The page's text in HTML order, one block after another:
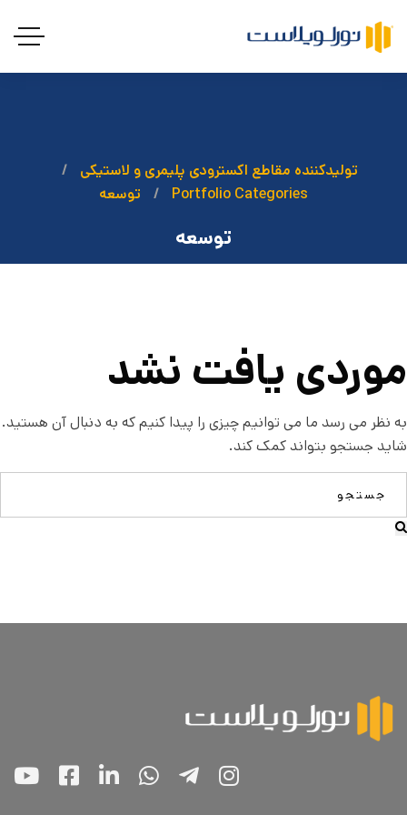
تولیدکننده مقاطع اکسترودی پلیمری و لاستیکی
Portfolio Categories
توسعه
توسعه
موردی یافت نشد
به نظر می رسد ما می توانیم چیزی را پیدا کنیم که به دنبال آن هستید.
شاید جستجو بتواند کمک کند.